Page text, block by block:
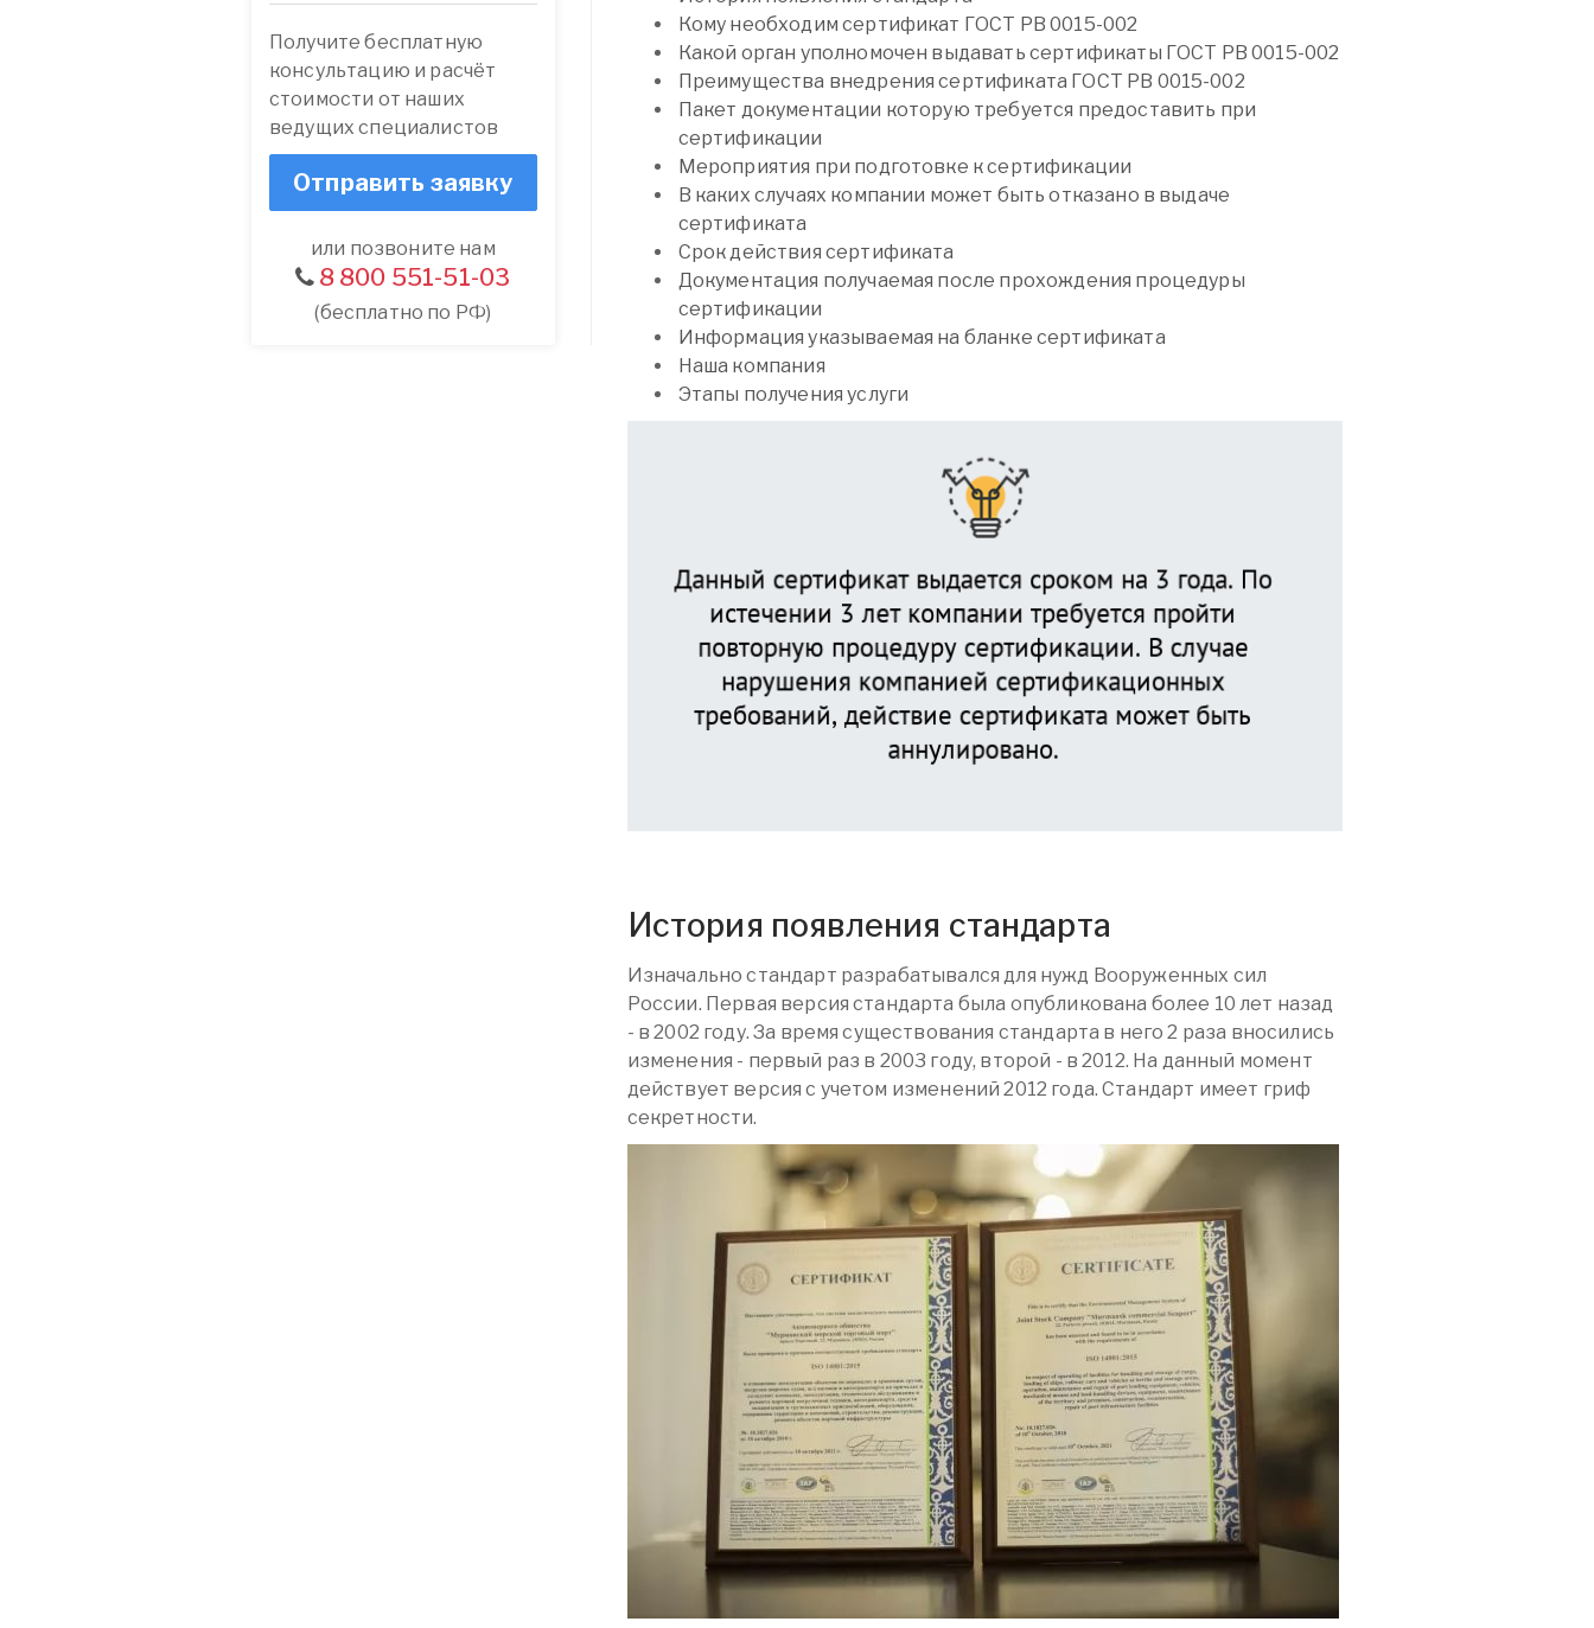
Получите бесплатную
консультацию и расчёт
стоимости от наших
ведущих специалистов
Отправить заявку
или позвоните нам
8 800 551-51-03
(бесплатно по РФ)
Кому необходим сертификат ГОСТ РВ 0015-002
Какой орган уполномочен выдавать сертификаты ГОСТ РВ 0015-002
Преимущества внедрения сертификата ГОСТ РВ 0015-002
Пакет документации которую требуется предоставить при
сертификации
Мероприятия при подготовке к сертификации
В каких случаях компании может быть отказано в выдаче
сертификата
Срок действия сертификата
Документация получаемая после прохождения процедуры
сертификации
Информация указываемая на бланке сертификата
Наша компания
Этапы получения услуги
История появления стандарта
Изначально стандарт разрабатывался для нужд Вооруженных сил
России. Первая версия стандарта была опубликована более 10 лет назад
- в 2002 году. За время существования стандарта в него 2 раза вносились
изменения - первый раз в 2003 году, второй - в 2012. На данный момент
действует версия с учетом изменений 2012 года. Стандарт имеет гриф
секретности.